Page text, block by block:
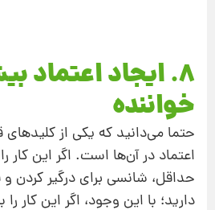
8. ایجاد اعتماد
خواننده
حتما می‌دانید که یکی از کلیدهای
اعتماد در آن‌ها است. اگر این کار
حداقل، شانسی برای درگیر کردن و
دارید؛ با این وجود، اگر این کار